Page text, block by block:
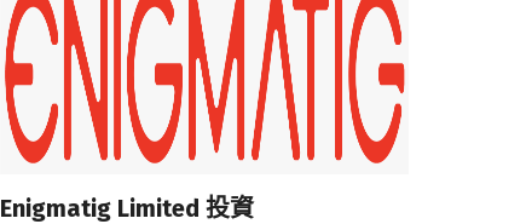
Enigmatig Limited 投資